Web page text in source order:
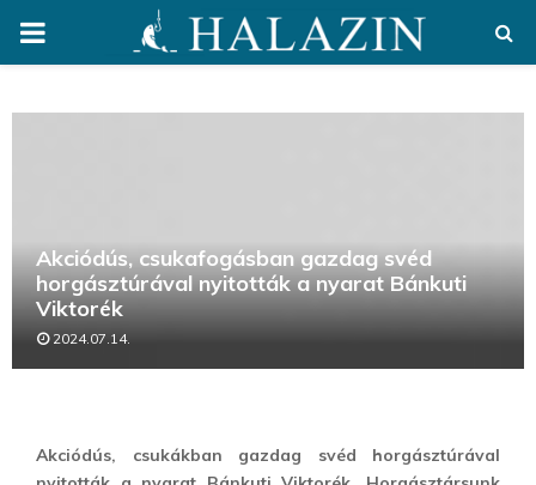
PRIMARY
Akciódús, csukafogásban gazdag svéd
horgásztúrával nyitották a nyarat Bánkuti
Viktorék
2024.07.14.
Akciódús, csukákban gazdag svéd horgásztúrával